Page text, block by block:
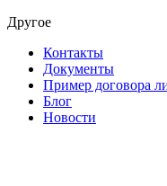
Другое
Контакты
Документы
Пример договора
Блог
Новости